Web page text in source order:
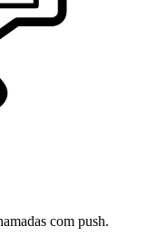
com push.